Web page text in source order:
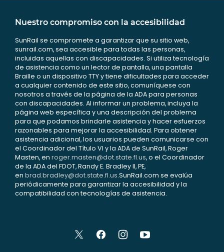
Nuestro compromiso con la accesibilidad
SunRail se compromete a garantizar que su sitio web,
sunrail.com, sea accesible para todas las personas,
incluidas aquellas con discapacidades. Si utiliza tecnología
de asistencia como un lector de pantalla, una pantalla
Braille o un dispositivo TTY y tiene dificultades para acceder
a cualquier contenido de este sitio, comuníquese con
nosotros a través de la página de la ADA para personas
con discapacidades. Al informar un problema, incluya la
página web específica y una descripción del problema
para que podamos brindarle asistencia y hacer esfuerzos
razonables para mejorar la accesibilidad. Para obtener
asistencia adicional, los usuarios pueden comunicarse con
el Coordinador del Título VI y la ADA de SunRail, Roger
Masten, en roger.masten@dot.state.fl.us, o el Coordinador
de la ADA del FDOT, Randy E. Bradley II, PE,
en brad.bradley@dot.state.fl.us.SunRail.com se evalúa
periódicamente para garantizar la accesibilidad y la
compatibilidad con tecnologías de asistencia.